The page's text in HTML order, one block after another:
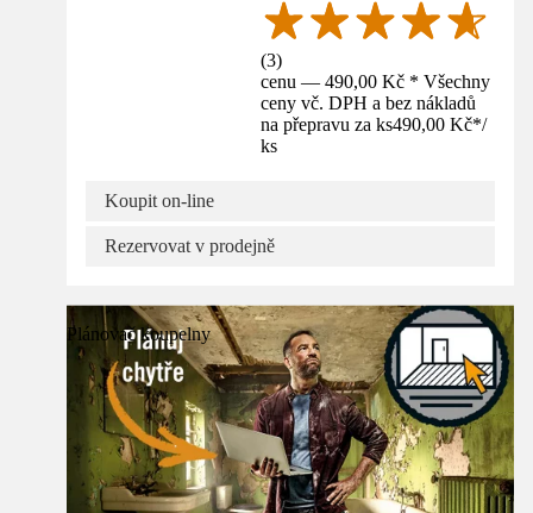
(3)
cenu — 490,00 Kč * Všechny
ceny vč. DPH a bez nákladů
na přepravu za ks490,00 Kč*/
ks
Koupit on-line
Rezervovat v prodejně
Plánovač koupelny